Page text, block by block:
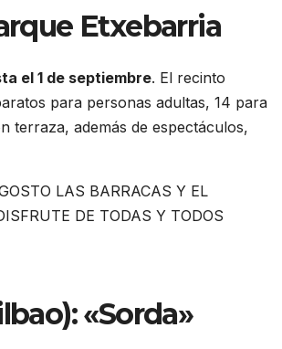
Etxebarria
el 1 de septiembre. El recinto
para personas adultas, 14 para
terraza, además de espectáculos,
«Sorda»